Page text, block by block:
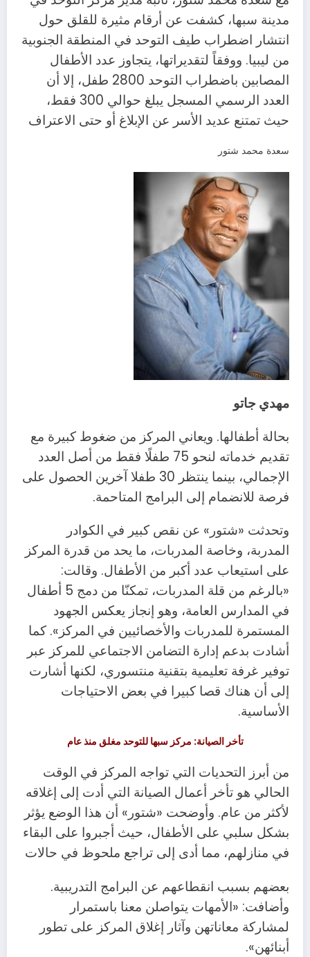
مدينة سبها، كشفت عن أرقام مثيرة للقلق حول
انتشار اضطراب طيف التوحد في المنطقة الجنوبية
من ليبيا. ووفقاً لتقديراتها، يتجاوز عدد الأطفال
المصابين باضطراب التوحد 2800 طفل، إلا أن
العدد الرسمي المسجل يبلغ حوالي 300 فقط،
حيث تمتنع عديد الأسر عن الإبلاغ أو حتى الاعتراف
سعدة محمد شتور
مهدي جاتو
بحالة أطفالها. ويعاني المركز من ضغوط كبيرة مع
تقديم خدماته لنحو 75 طفلًا فقط من أصل العدد
الإجمالي، بينما ينتظر 30 طفلا آخرين الحصول على
فرصة للانضمام إلى البرامج المتاحمة.
وتحدثت «شتور» عن نقص كبير في الكوادر
المدربة، وخاصة المدربات، ما يحد من قدرة المركز
على استيعاب عدد أكبر من الأطفال. وقالت:
«بالرغم من قلة المدربات، تمكنّا من دمج 5 أطفال
في المدارس العامة، وهو إنجاز يعكس الجهود
المستمرة للمدربات والأخصائيين في المركز». كما
أشادت بدعم إدارة التضامن الاجتماعي للمركز عبر
توفير غرفة تعليمية بتقنية منتسوري، لكنها أشارت
إلى أن هناك قصا كبيرا في بعض الاحتياجات
الأساسية.
تأخر الصيانة: مركز سبها للتوحد مغلق منذ عام
من أبرز التحديات التي تواجه المركز في الوقت
الحالي هو تأخر أعمال الصيانة التي أدت إلى إغلاقه
لأكثر من عام. وأوضحت «شتور» أن هذا الوضع يؤثر
بشكل سلبي على الأطفال، حيث أجبروا على البقاء
في منازلهم، مما أدى إلى تراجع ملحوظ في حالات
بعضهم بسبب انقطاعهم عن البرامج التدريبية.
وأضافت: «الأمهات يتواصلن معنا باستمرار
لمشاركة معاناتهن وآثار إغلاق المركز على تطور
أبنائهن».